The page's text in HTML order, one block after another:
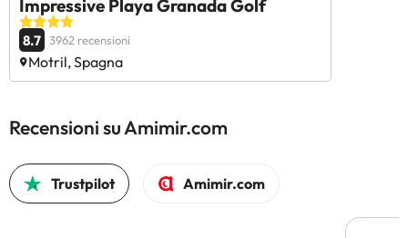
Impressive Playa Granada Golf
8.7 3962 recensioni
Motril, Spagna
Recensioni su Amimir.com
Trustpilot Amimir.com